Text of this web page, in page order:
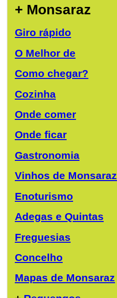
+ Monsaraz
Giro rápido
O Melhor de
Como chegar?
Cozinha
Onde comer
Onde ficar
Gastronomia
Vinhos de Monsaraz
Enoturismo
Adegas e Quintas
Freguesias
Concelho
Mapas de Monsaraz